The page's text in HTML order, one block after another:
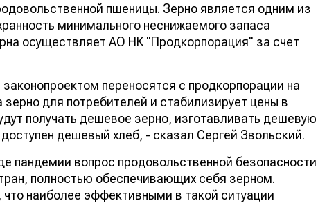
пшеницы. Зерно является одним из
минимального неснижаемого запаса
осуществляет АО НК "Продкорпорация" за счет
переносятся с продкорпорации на
для потребителей и стабилизирует цены в
получать дешевое зерно, изготавливать дешевую
дешевый хлеб, - сказал Сергей Звольский.
пандемии вопрос продовольственной безопасности
полностью обеспечивающих себя зерном.
наиболее эффективными в такой ситуации